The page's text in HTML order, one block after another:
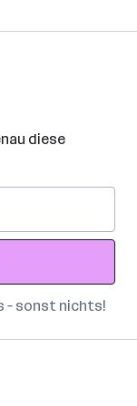
diese
– sonst nichts!